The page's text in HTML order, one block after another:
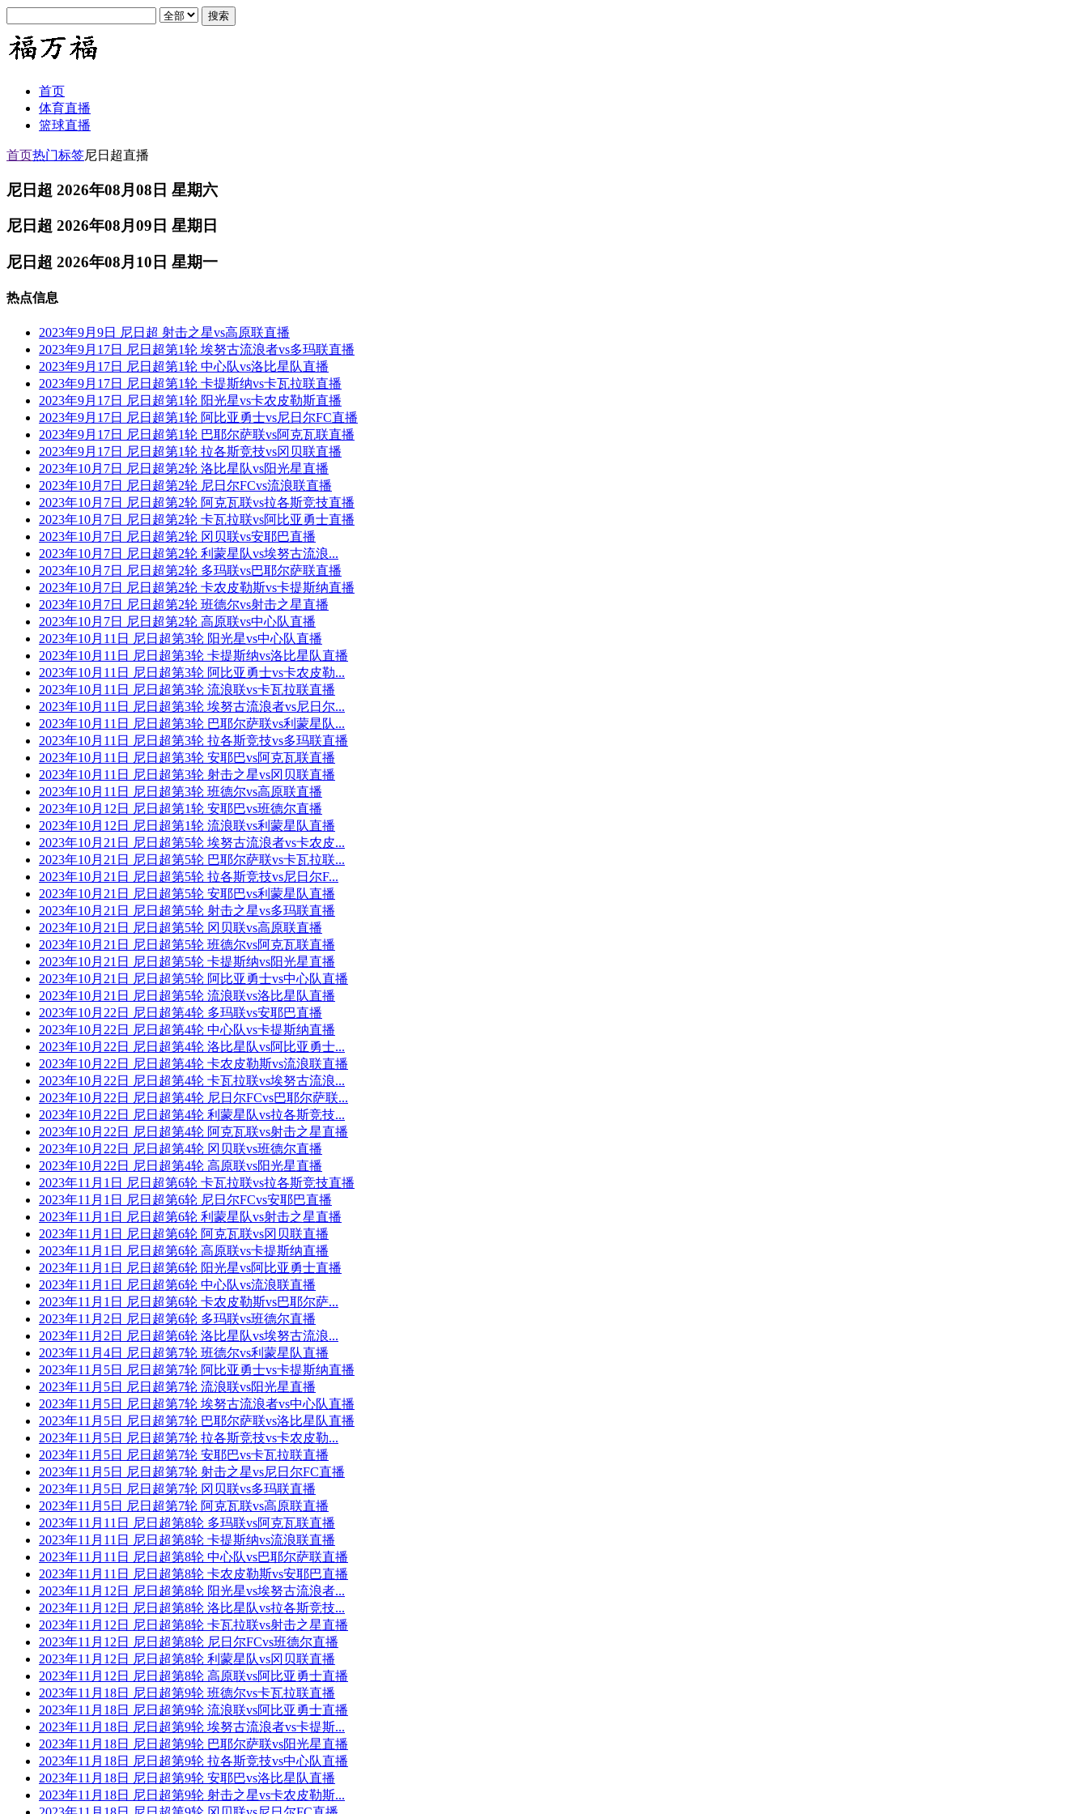
首页
体育直播
篮球直播
首页热门标签尼日超直播
尼日超 2026年08月08日 星期六
尼日超 2026年08月09日 星期日
尼日超 2026年08月10日 星期一
热点信息
2023年9月9日 尼日超 射击之星vs高原联直播
2023年9月17日 尼日超第1轮 埃努古流浪者vs多玛联直播
2023年9月17日 尼日超第1轮 中心队vs洛比星队直播
2023年9月17日 尼日超第1轮 卡提斯纳vs卡瓦拉联直播
2023年9月17日 尼日超第1轮 阳光星vs卡农皮勒斯直播
2023年9月17日 尼日超第1轮 阿比亚勇士vs尼日尔FC直播
2023年9月17日 尼日超第1轮 巴耶尔萨联vs阿克瓦联直播
2023年9月17日 尼日超第1轮 拉各斯竞技vs冈贝联直播
2023年10月7日 尼日超第2轮 洛比星队vs阳光星直播
2023年10月7日 尼日超第2轮 尼日尔FCvs流浪联直播
2023年10月7日 尼日超第2轮 阿克瓦联vs拉各斯竞技直播
2023年10月7日 尼日超第2轮 卡瓦拉联vs阿比亚勇士直播
2023年10月7日 尼日超第2轮 冈贝联vs安耶巴直播
2023年10月7日 尼日超第2轮 利蒙星队vs埃努古流浪...
2023年10月7日 尼日超第2轮 多玛联vs巴耶尔萨联直播
2023年10月7日 尼日超第2轮 卡农皮勒斯vs卡提斯纳直播
2023年10月7日 尼日超第2轮 班德尔vs射击之星直播
2023年10月7日 尼日超第2轮 高原联vs中心队直播
2023年10月11日 尼日超第3轮 阳光星vs中心队直播
2023年10月11日 尼日超第3轮 卡提斯纳vs洛比星队直播
2023年10月11日 尼日超第3轮 阿比亚勇士vs卡农皮勒...
2023年10月11日 尼日超第3轮 流浪联vs卡瓦拉联直播
2023年10月11日 尼日超第3轮 埃努古流浪者vs尼日尔...
2023年10月11日 尼日超第3轮 巴耶尔萨联vs利蒙星队...
2023年10月11日 尼日超第3轮 拉各斯竞技vs多玛联直播
2023年10月11日 尼日超第3轮 安耶巴vs阿克瓦联直播
2023年10月11日 尼日超第3轮 射击之星vs冈贝联直播
2023年10月11日 尼日超第3轮 班德尔vs高原联直播
2023年10月12日 尼日超第1轮 安耶巴vs班德尔直播
2023年10月12日 尼日超第1轮 流浪联vs利蒙星队直播
2023年10月21日 尼日超第5轮 埃努古流浪者vs卡农皮...
2023年10月21日 尼日超第5轮 巴耶尔萨联vs卡瓦拉联...
2023年10月21日 尼日超第5轮 拉各斯竞技vs尼日尔F...
2023年10月21日 尼日超第5轮 安耶巴vs利蒙星队直播
2023年10月21日 尼日超第5轮 射击之星vs多玛联直播
2023年10月21日 尼日超第5轮 冈贝联vs高原联直播
2023年10月21日 尼日超第5轮 班德尔vs阿克瓦联直播
2023年10月21日 尼日超第5轮 卡提斯纳vs阳光星直播
2023年10月21日 尼日超第5轮 阿比亚勇士vs中心队直播
2023年10月21日 尼日超第5轮 流浪联vs洛比星队直播
2023年10月22日 尼日超第4轮 多玛联vs安耶巴直播
2023年10月22日 尼日超第4轮 中心队vs卡提斯纳直播
2023年10月22日 尼日超第4轮 洛比星队vs阿比亚勇士...
2023年10月22日 尼日超第4轮 卡农皮勒斯vs流浪联直播
2023年10月22日 尼日超第4轮 卡瓦拉联vs埃努古流浪...
2023年10月22日 尼日超第4轮 尼日尔FCvs巴耶尔萨联...
2023年10月22日 尼日超第4轮 利蒙星队vs拉各斯竞技...
2023年10月22日 尼日超第4轮 阿克瓦联vs射击之星直播
2023年10月22日 尼日超第4轮 冈贝联vs班德尔直播
2023年10月22日 尼日超第4轮 高原联vs阳光星直播
2023年11月1日 尼日超第6轮 卡瓦拉联vs拉各斯竞技直播
2023年11月1日 尼日超第6轮 尼日尔FCvs安耶巴直播
2023年11月1日 尼日超第6轮 利蒙星队vs射击之星直播
2023年11月1日 尼日超第6轮 阿克瓦联vs冈贝联直播
2023年11月1日 尼日超第6轮 高原联vs卡提斯纳直播
2023年11月1日 尼日超第6轮 阳光星vs阿比亚勇士直播
2023年11月1日 尼日超第6轮 中心队vs流浪联直播
2023年11月1日 尼日超第6轮 卡农皮勒斯vs巴耶尔萨...
2023年11月2日 尼日超第6轮 多玛联vs班德尔直播
2023年11月2日 尼日超第6轮 洛比星队vs埃努古流浪...
2023年11月4日 尼日超第7轮 班德尔vs利蒙星队直播
2023年11月5日 尼日超第7轮 阿比亚勇士vs卡提斯纳直播
2023年11月5日 尼日超第7轮 流浪联vs阳光星直播
2023年11月5日 尼日超第7轮 埃努古流浪者vs中心队直播
2023年11月5日 尼日超第7轮 巴耶尔萨联vs洛比星队直播
2023年11月5日 尼日超第7轮 拉各斯竞技vs卡农皮勒...
2023年11月5日 尼日超第7轮 安耶巴vs卡瓦拉联直播
2023年11月5日 尼日超第7轮 射击之星vs尼日尔FC直播
2023年11月5日 尼日超第7轮 冈贝联vs多玛联直播
2023年11月5日 尼日超第7轮 阿克瓦联vs高原联直播
2023年11月11日 尼日超第8轮 多玛联vs阿克瓦联直播
2023年11月11日 尼日超第8轮 卡提斯纳vs流浪联直播
2023年11月11日 尼日超第8轮 中心队vs巴耶尔萨联直播
2023年11月11日 尼日超第8轮 卡农皮勒斯vs安耶巴直播
2023年11月12日 尼日超第8轮 阳光星vs埃努古流浪者...
2023年11月12日 尼日超第8轮 洛比星队vs拉各斯竞技...
2023年11月12日 尼日超第8轮 卡瓦拉联vs射击之星直播
2023年11月12日 尼日超第8轮 尼日尔FCvs班德尔直播
2023年11月12日 尼日超第8轮 利蒙星队vs冈贝联直播
2023年11月12日 尼日超第8轮 高原联vs阿比亚勇士直播
2023年11月18日 尼日超第9轮 班德尔vs卡瓦拉联直播
2023年11月18日 尼日超第9轮 流浪联vs阿比亚勇士直播
2023年11月18日 尼日超第9轮 埃努古流浪者vs卡提斯...
2023年11月18日 尼日超第9轮 巴耶尔萨联vs阳光星直播
2023年11月18日 尼日超第9轮 拉各斯竞技vs中心队直播
2023年11月18日 尼日超第9轮 安耶巴vs洛比星队直播
2023年11月18日 尼日超第9轮 射击之星vs卡农皮勒斯...